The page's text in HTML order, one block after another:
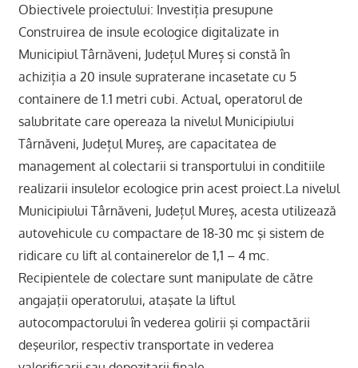
Obiectivele proiectului: Investiția presupune
Construirea de insule ecologice digitalizate in
Municipiul Târnăveni, Județul Mureș si constă în
achiziția a 20 insule supraterane incasetate cu 5
containere de 1.1 metri cubi. Actual, operatorul de
salubritate care opereaza la nivelul Municipiului
Târnăveni, Județul Mureș, are capacitatea de
management al colectarii si transportului in conditiile
realizarii insulelor ecologice prin acest proiect.La nivelul
Municipiului Târnăveni, Județul Mureș, acesta utilizează
autovehicule cu compactare de 18-30 mc şi sistem de
ridicare cu lift al containerelor de 1,1 – 4 mc.
Recipientele de colectare sunt manipulate de către
angajaţii operatorului, ataşate la liftul
autocompactorului în vederea golirii şi compactării
deşeurilor, respectiv transportate in vederea